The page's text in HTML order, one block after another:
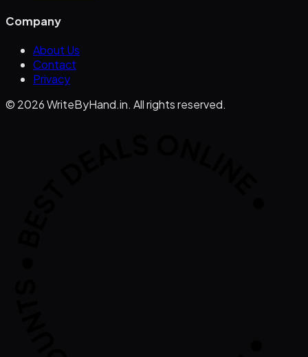
Company
About Us
Contact
Privacy
© 2026 WriteByHand.in. All rights reserved.